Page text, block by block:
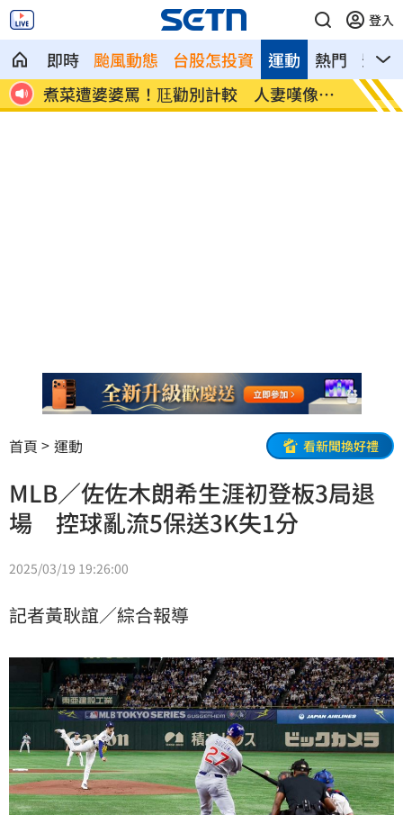
登入
即時 颱風動態 台股怎投資 熱門 影音
運動
台
新／白海豚近北部海面！氣象署發豪雨特
報
南電
首頁 運動 看新聞換好禮
MLB／佐佐木朗希生涯初登板3局退
場 控球亂流5保送3K失1分
2025/03/19 19:26:00
記者黃耿誼／綜合報導